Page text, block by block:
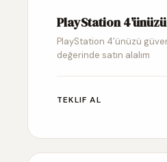
PlayStation
PlayStation 4’ünüzü
değerinde satın alalım
TEKLIF AL